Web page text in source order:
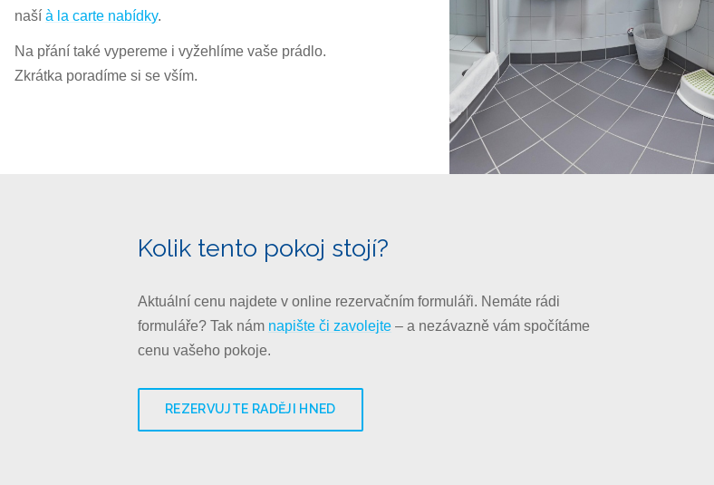
naší à la carte nabídky.
Na přání také vypereme i vyžehlíme vaše prádlo.
Zkrátka poradíme si se vším.
Kolik tento pokoj stojí?
Aktuální cenu najdete v online rezervačním formuláři. Nemáte rádi
formuláře? Tak nám napište či zavolejte – a nezávazně vám spočítáme
cenu vašeho pokoje.
REZERVUJTE RADĚJI HNED